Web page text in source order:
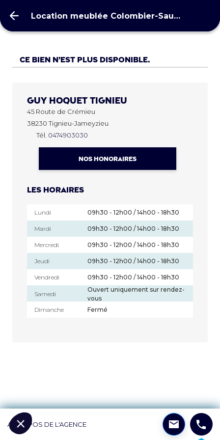
Location meublée Colombier-Saugnieu 69124
Location meublée Colombier-Saugnieu 69124
Ce bien n’est plus disponible.
Guy HoquetTIGNIEU
45 Route de Crémieu
38230 Tignieu-Jameyzieu
Tél. 0474903030
NOS HONORAIRES
Les horaires
Lundi 09h30 - 12h00 / 14h00 - 18h30
Mardi 09h30 - 12h00 / 14h00 - 18h30
Mercredi 09h30 - 12h00 / 14h00 - 18h30
Jeudi 09h30 - 12h00 / 14h00 - 18h30
Vendredi 09h30 - 12h00 / 14h00 - 18h30
Samedi
Ouvert uniquement sur rendez-
vous
Dimanche
Fermé
A PROPOS DE L'AGENCE